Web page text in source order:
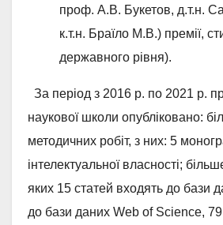
проф. А.В. Букетов, д.т.н.
к.т.н. Браїло М.В.) премії,
державного рівня).
За період з 2016 р. по 2021 р.
наукової школи опубліковано:
методичних робіт, з них: 5
інтелектуальної власності;
яких 15 статей входять до бази
до бази даних Web of Science, 79